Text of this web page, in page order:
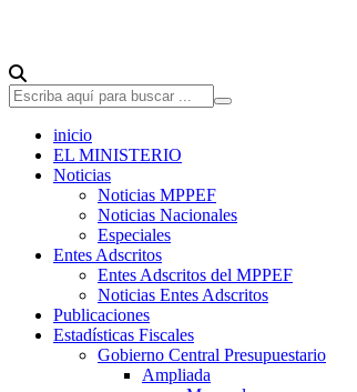
inicio
EL MINISTERIO
Noticias
Noticias MPPEF
Noticias Nacionales
Especiales
Entes Adscritos
Entes Adscritos del MPPEF
Noticias Entes Adscritos
Publicaciones
Estadísticas Fiscales
Gobierno Central Presupuestario
Ampliada